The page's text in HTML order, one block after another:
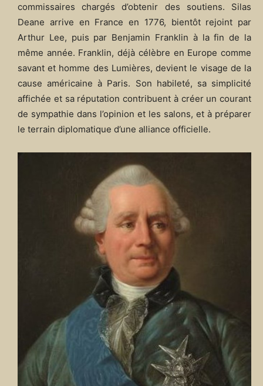
commissaires chargés d’obtenir des soutiens. Silas
Deane arrive en France en 1776, bientôt rejoint par
Arthur Lee, puis par Benjamin Franklin à la fin de la
même année. Franklin, déjà célèbre en Europe comme
savant et homme des Lumières, devient le visage de la
cause américaine à Paris. Son habileté, sa simplicité
affichée et sa réputation contribuent à créer un courant
de sympathie dans l’opinion et les salons, et à préparer
le terrain diplomatique d’une alliance officielle.